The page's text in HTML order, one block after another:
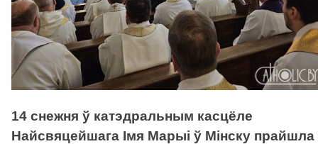
14 снежня ў катэдральным касцёле
Найсвяцейшага Імя Марыі ў Мінску прайшла